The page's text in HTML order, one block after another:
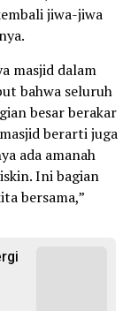
jiwa-jiwa
masjid dalam
bahwa seluruh
besar berakar
berarti juga
ada amanah
Ini bagian
bersama,”